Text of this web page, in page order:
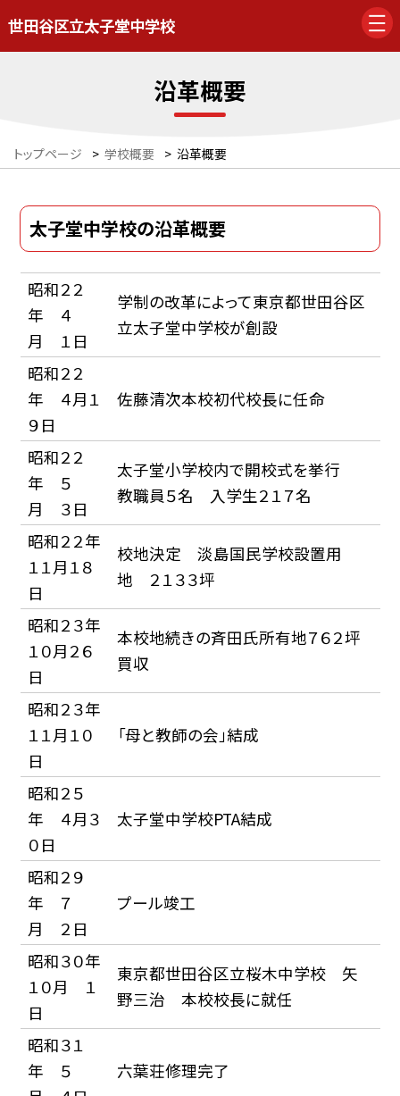
世田谷区立太子堂中学校
沿革概要
トップページ > 学校概要 > 沿革概要
太子堂中学校の沿革概要
昭和２２
年 ４
月 １日
学制の改革によって東京都世田谷区
立太子堂中学校が創設
昭和２２
年 ４月１
９日
佐藤清次本校初代校長に任命
昭和２２
年 ５
月 ３日
太子堂小学校内で開校式を挙行
教職員５名 入学生２１７名
昭和２２年
１１月１８
日
校地決定 淡島国民学校設置用
地 ２１３３坪
昭和２３年
１０月２６
日
本校地続きの斉田氏所有地７６２坪
買収
昭和２３年
１１月１０
日
「母と教師の会」結成
昭和２５
年 ４月３
０日
太子堂中学校PTA結成
昭和２９
年 ７
月 ２日
プール竣工
昭和３０年
１０月 １
日
東京都世田谷区立桜木中学校 矢
野三治 本校校長に就任
昭和３１
年 ５
六葉荘修理完了